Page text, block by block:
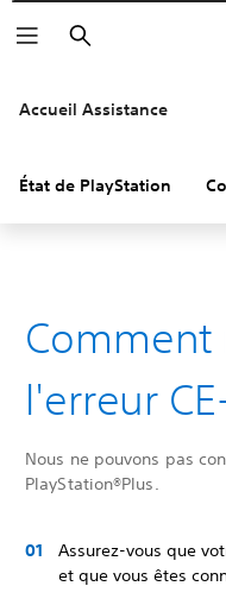
Rechercher
Accueil Assistance
État de PlayStation
Comment
l'erreur
Nous ne pouvons pas
PlayStation®Plus.
Assurez-vous que
et que vous êtes